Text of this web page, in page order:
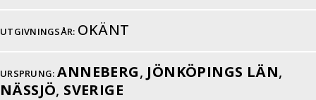
UTGIVNINGSÅR: OKÄNT
URSPRUNG: ANNEBERG, JÖNKÖPINGS LÄN,
NÄSSJÖ, SVERIGE